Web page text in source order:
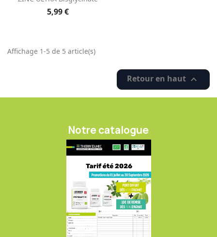
5,99 €
Affichage 1-5 de 5 article(s)
Retour en haut 
Notre catalogue